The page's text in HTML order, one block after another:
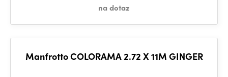
na dotaz
Manfrotto COLORAMA 2.72 X 11M GINGER